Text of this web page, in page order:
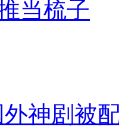
当梳子
神剧被